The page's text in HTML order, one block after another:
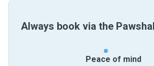
Always book via the
Peace of mind